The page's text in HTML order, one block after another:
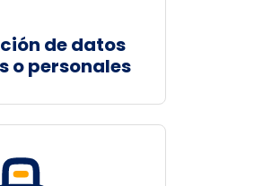
de datos
o personales